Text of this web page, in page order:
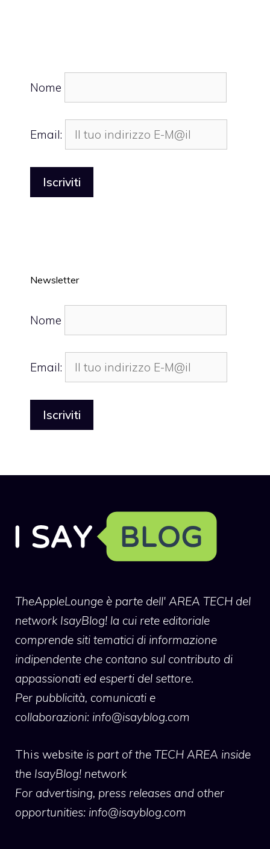
Nome
Email:
Newsletter
Nome
Email:
TheAppleLounge è parte dell' AREA TECH del
network IsayBlog! la cui rete editoriale
comprende siti tematici di informazione
indipendente che contano sul contributo di
appassionati ed esperti del settore.
Per pubblicità, comunicati e
collaborazioni: info@isayblog.com
This website is part of the TECH AREA inside
the IsayBlog! network
For advertising, press releases and other
opportunities: info@isayblog.com